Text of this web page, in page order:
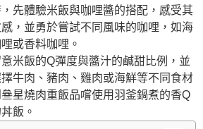
先體驗米飯與咖哩醬的搭配，感受其
，並勇於嘗試不同風味的咖哩，如海
或香料咖哩。
米飯的Q彈度與醬汁的鹹甜比例，並
牛肉、豬肉、雞肉或海鮮等不同食材
星燒肉重飯品嚐使用羽釜鍋煮的香Q
飯。